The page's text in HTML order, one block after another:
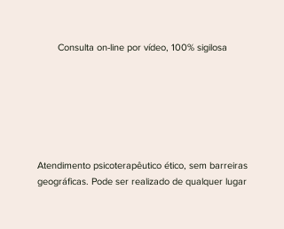
Consulta on-line por vídeo, 100% sigilosa
Atendimento psicoterapêutico ético, sem barreiras
geográficas​. Pode ser realizado de qualquer lugar